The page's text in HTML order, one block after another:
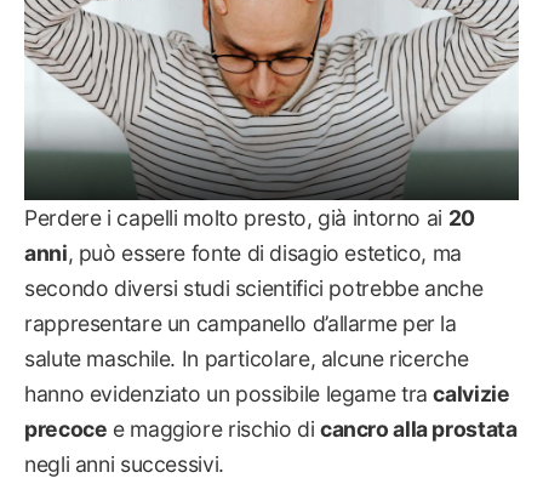
Perdere i capelli molto presto, già intorno ai 20
anni, può essere fonte di disagio estetico, ma
secondo diversi studi scientifici potrebbe anche
rappresentare un campanello d’allarme per la
salute maschile. In particolare, alcune ricerche
hanno evidenziato un possibile legame tracalvizie
precoce e maggiore rischio di cancro alla prostata
negli anni successivi.